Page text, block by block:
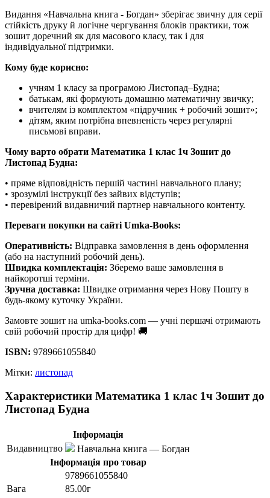
Видання «Навчальна книга - Богдан» зберігає звичну для серії
стійкість друку й логічне чергування блоків практики, тож
зошит доречний як для масового класу, так і для
індивідуальної підтримки.
Кому буде корисно:
учням 1 класу за програмою Листопад–Будна;
батькам, які формують домашню математичну звичку;
вчителям із комплектом «підручник + робочий зошит»;
дітям, яким потрібна впевненість через регулярні
письмові вправи.
Чому варто обрати Математика 1 клас 1ч Зошит до
Листопад Будна:
• пряме відповідність першій частині навчального плану;
• зрозумілі інструкції без зайвих відступів;
• перевірений видавничий партнер навчального контенту.
Переваги покупки на сайті Umka-Books:
Оперативність: Відправка замовлення в день оформлення
(або на наступний робочий день).
Швидка комплектація: Зберемо ваше замовлення в
найкоротші терміни.
Зручна доставка: Швидке отримання через Нову Пошту в
будь-якому куточку України.
Замовте зошит на umka-books.com — учні першачі отримають
свій робочий простір для цифр! 🚚
ISBN: 9789661055840
Мітки: листопад
Характеристики Математика 1 клас 1ч Зошит до
Листопад Будна
Інформація
Видавництво
Навчальна книга — Богдан
Інформація про товар
9789661055840
Вага
85.00г